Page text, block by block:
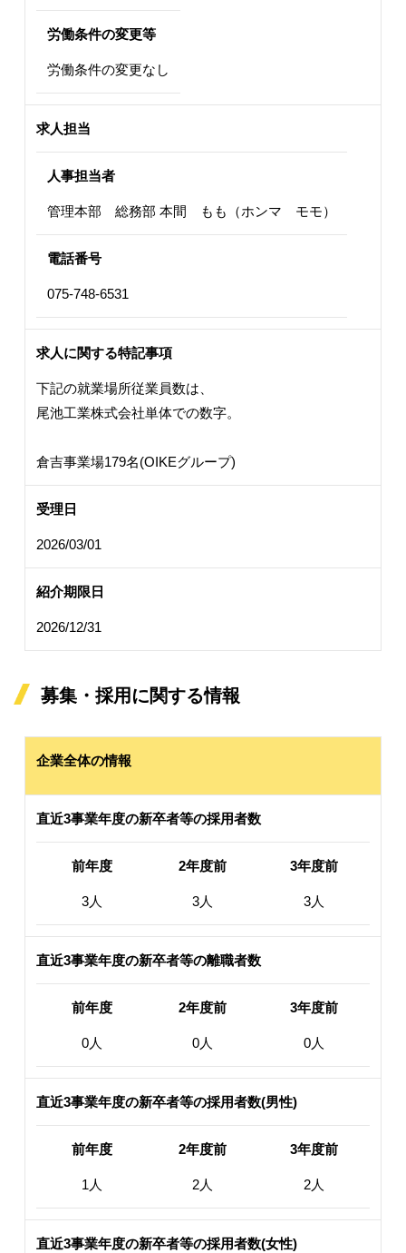
労働条件の変更等
労働条件の変更なし
求人担当
人事担当者
管理本部 総務部 本間 もも（ホンマ モモ）
電話番号
075-748-6531
求人に関する特記事項
下記の就業場所従業員数は、
尾池工業株式会社単体での数字。
倉吉事業場179名(OIKEグループ)
受理日
2026/03/01
紹介期限日
2026/12/31
募集・採用に関する情報
企業全体の情報
直近3事業年度の新卒者等の採用者数
前年度 2年度前 3年度前
3人 3人 3人
直近3事業年度の新卒者等の離職者数
前年度 2年度前 3年度前
0人 0人 0人
直近3事業年度の新卒者等の採用者数(男性)
前年度 2年度前 3年度前
1人 2人 2人
直近3事業年度の新卒者等の採用者数(女性)